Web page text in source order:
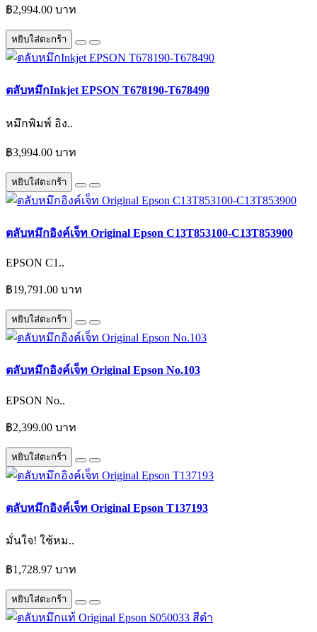
฿2,994.00 บาท
หยิบใส่ตะกร้า
ตลับหมึกInkjet EPSON T678190-T678490
หมึกพิมพ์ อิง..
฿3,994.00 บาท
หยิบใส่ตะกร้า
ตลับหมึกอิงค์เจ็ท Original Epson C13T853100-C13T853900
EPSON C1..
฿19,791.00 บาท
หยิบใส่ตะกร้า
ตลับหมึกอิงค์เจ็ท Original Epson No.103
EPSON No..
฿2,399.00 บาท
หยิบใส่ตะกร้า
ตลับหมึกอิงค์เจ็ท Original Epson T137193
มั่นใจ! ใช้หม..
฿1,728.97 บาท
หยิบใส่ตะกร้า